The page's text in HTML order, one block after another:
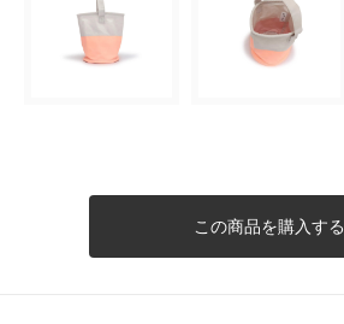
この商品を購入する